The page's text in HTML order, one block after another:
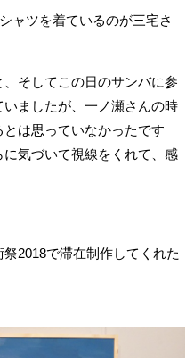
ャツを着ているのが三宅さ
そしてこの日のサンバに参
ましたが、一ノ瀬さんの時
は思っていなかったです
気づいて視線をくれて、感
2018で滞在制作してくれた